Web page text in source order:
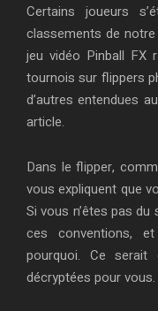
Certains joueurs
classements de
jeu vidéo Pinball FX
tournois sur flippers
d’autres entendues
article.
Dans le flipper,
vous expliquent que
Si vous n’êtes pas
ces conventions,
pourquoi. Ce
décryptées pour vous.